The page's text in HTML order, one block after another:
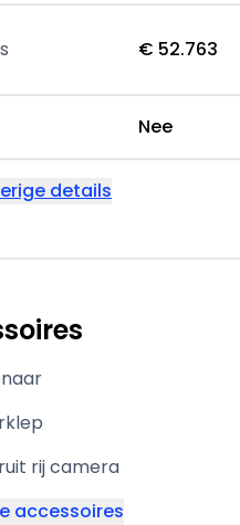
€ 52.763
Nee
details
rij camera
accessoires